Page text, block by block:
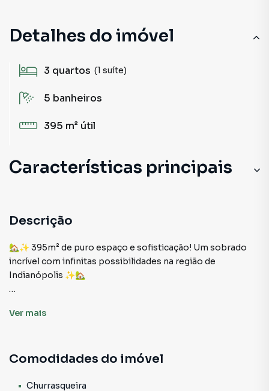
Detalhes do imóvel
3 quartos (1 suíte)
5 banheiros
395 m² útil
Características principais
Descrição
🏡✨ 395m² de puro espaço e sofisticação! Um sobrado
incrível com infinitas possibilidades na região de
Indianópolis ✨🏡
espaço comercial estratégico, esse sobrado imponente
ele é ideal para quem busca exclusividade e funcionalidade
Ver mais
Comodidades do imóvel
Churrasqueira